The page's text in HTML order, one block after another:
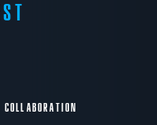
COLLABORATION